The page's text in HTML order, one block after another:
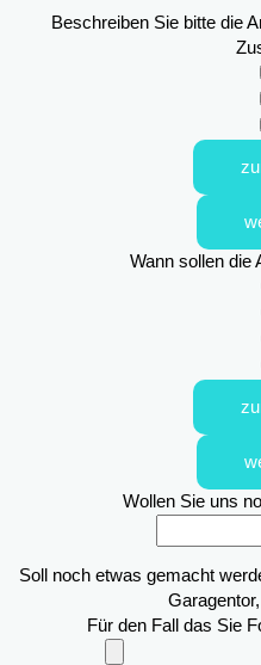
Beschreiben Sie bitte die
Wann sollen die
Wollen Sie uns
Soll noch etwas gemacht
Für den Fall das Sie